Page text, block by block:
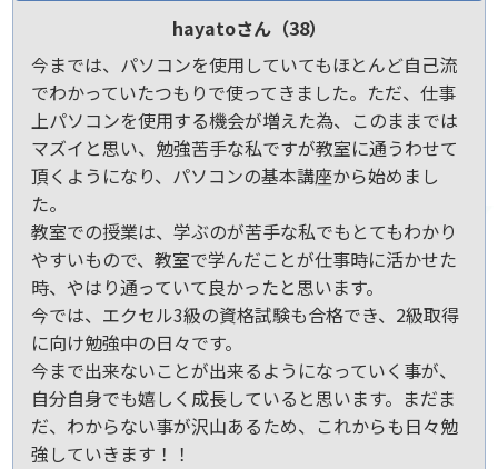
hayatoさん（38）
今までは、パソコンを使用していてもほとんど自己流
でわかっていたつもりで使ってきました。ただ、仕事
上パソコンを使用する機会が増えた為、このままでは
マズイと思い、勉強苦手な私ですが教室に通うわせて
頂くようになり、パソコンの基本講座から始めまし
た。
教室での授業は、学ぶのが苦手な私でもとてもわかり
やすいもので、教室で学んだことが仕事時に活かせた
時、やはり通っていて良かったと思います。
今では、エクセル3級の資格試験も合格でき、2級取得
に向け勉強中の日々です。
今まで出来ないことが出来るようになっていく事が、
自分自身でも嬉しく成長していると思います。まだま
だ、わからない事が沢山あるため、これからも日々勉
強していきます！！